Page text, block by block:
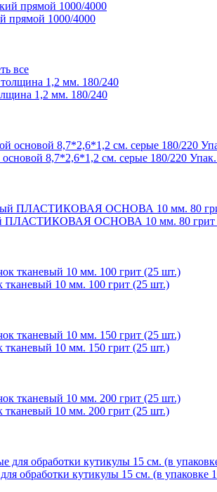
прямой 1000/4000
все
1,2 мм. 180/240
8,7*2,6*1,2 см. серые 180/220
ПЛАСТИКОВАЯ ОСНОВА 10 мм. 80 грит
тканевый 10 мм. 100 грит (25 шт.)
тканевый 10 мм. 150 грит (25 шт.)
тканевый 10 мм. 200 грит (25 шт.)
обработки кутикулы 15 см. (в упаковке